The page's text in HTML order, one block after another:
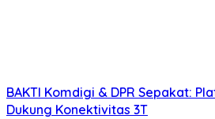
BAKTI Komdigi & DPR Sepakat:
Dukung Konektivitas 3T